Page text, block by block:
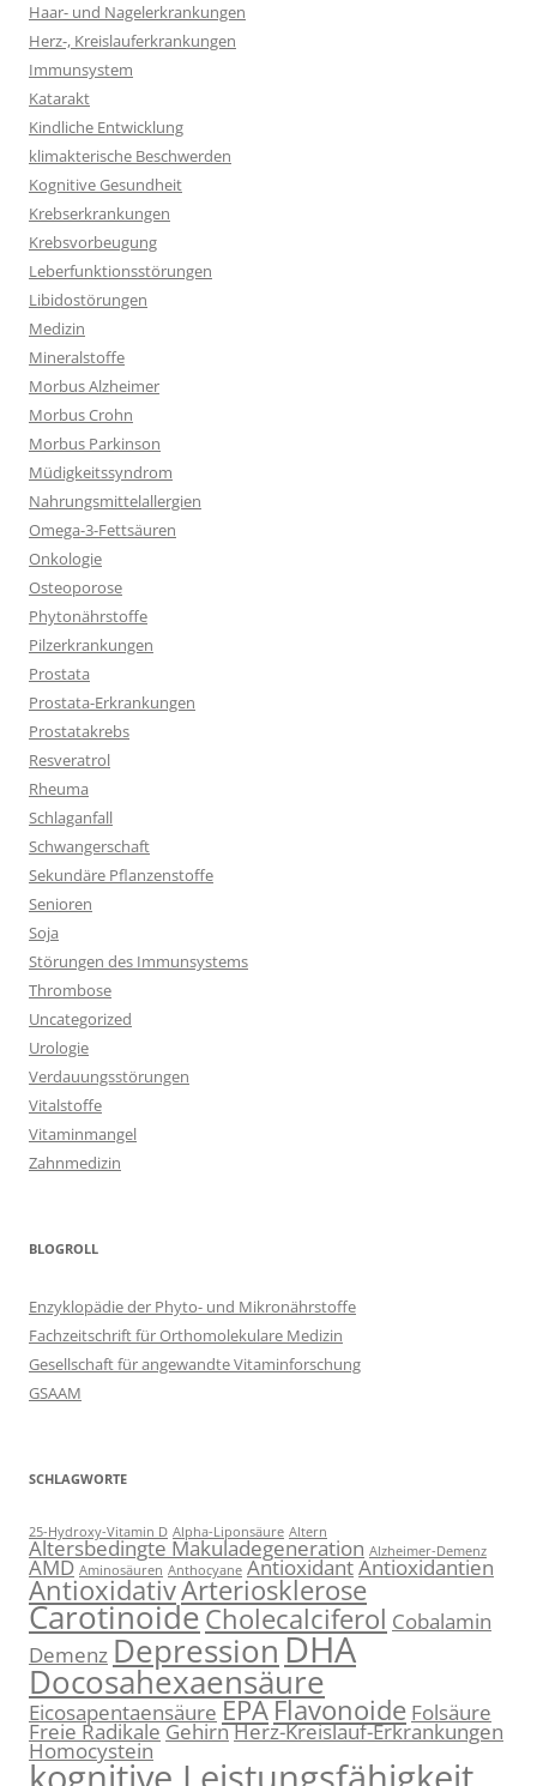
Haar- und Nagelerkrankungen
Herz-, Kreislauferkrankungen
Immunsystem
Katarakt
Kindliche Entwicklung
klimakterische Beschwerden
Kognitive Gesundheit
Krebserkrankungen
Krebsvorbeugung
Leberfunktionsstörungen
Libidostörungen
Medizin
Mineralstoffe
Morbus Alzheimer
Morbus Crohn
Morbus Parkinson
Müdigkeitssyndrom
Nahrungsmittelallergien
Omega-3-Fettsäuren
Onkologie
Osteoporose
Phytonährstoffe
Pilzerkrankungen
Prostata
Prostata-Erkrankungen
Prostatakrebs
Resveratrol
Rheuma
Schlaganfall
Schwangerschaft
Sekundäre Pflanzenstoffe
Senioren
Soja
Störungen des Immunsystems
Thrombose
Uncategorized
Urologie
Verdauungsstörungen
Vitalstoffe
Vitaminmangel
Zahnmedizin
BLOGROLL
Enzyklopädie der Phyto- und Mikronährstoffe
Fachzeitschrift für Orthomolekulare Medizin
Gesellschaft für angewandte Vitaminforschung
GSAAM
SCHLAGWORTE
25-Hydroxy-Vitamin D Alpha-Liponsäure Altern
Altersbedingte Makuladegeneration Alzheimer-Demenz
AMD Aminosäuren Anthocyane AntioxidantAntioxidantien
AntioxidativArteriosklerose
CarotinoideCholecalciferol Cobalamin
Demenz DepressionDHA
Docosahexaensäure
Eicosapentaensäure EPAFlavonoide Folsäure
Freie RadikaleGehirnHerz-Kreislauf-Erkrankungen
Homocystein